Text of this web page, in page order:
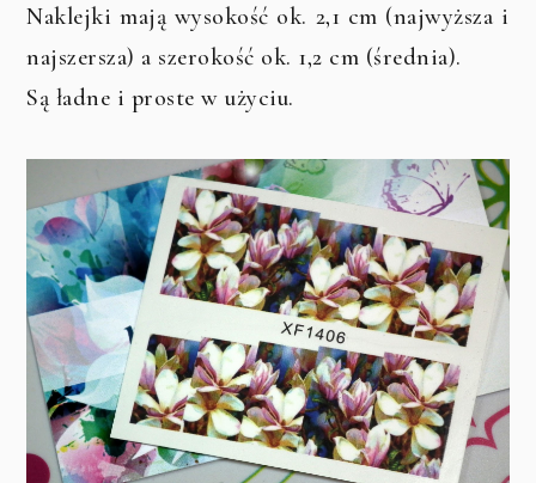
Naklejki mają wysokość ok. 2,1 cm (najwyższa i
najszersza) a szerokość ok. 1,2 cm (średnia).
Są ładne i proste w użyciu.